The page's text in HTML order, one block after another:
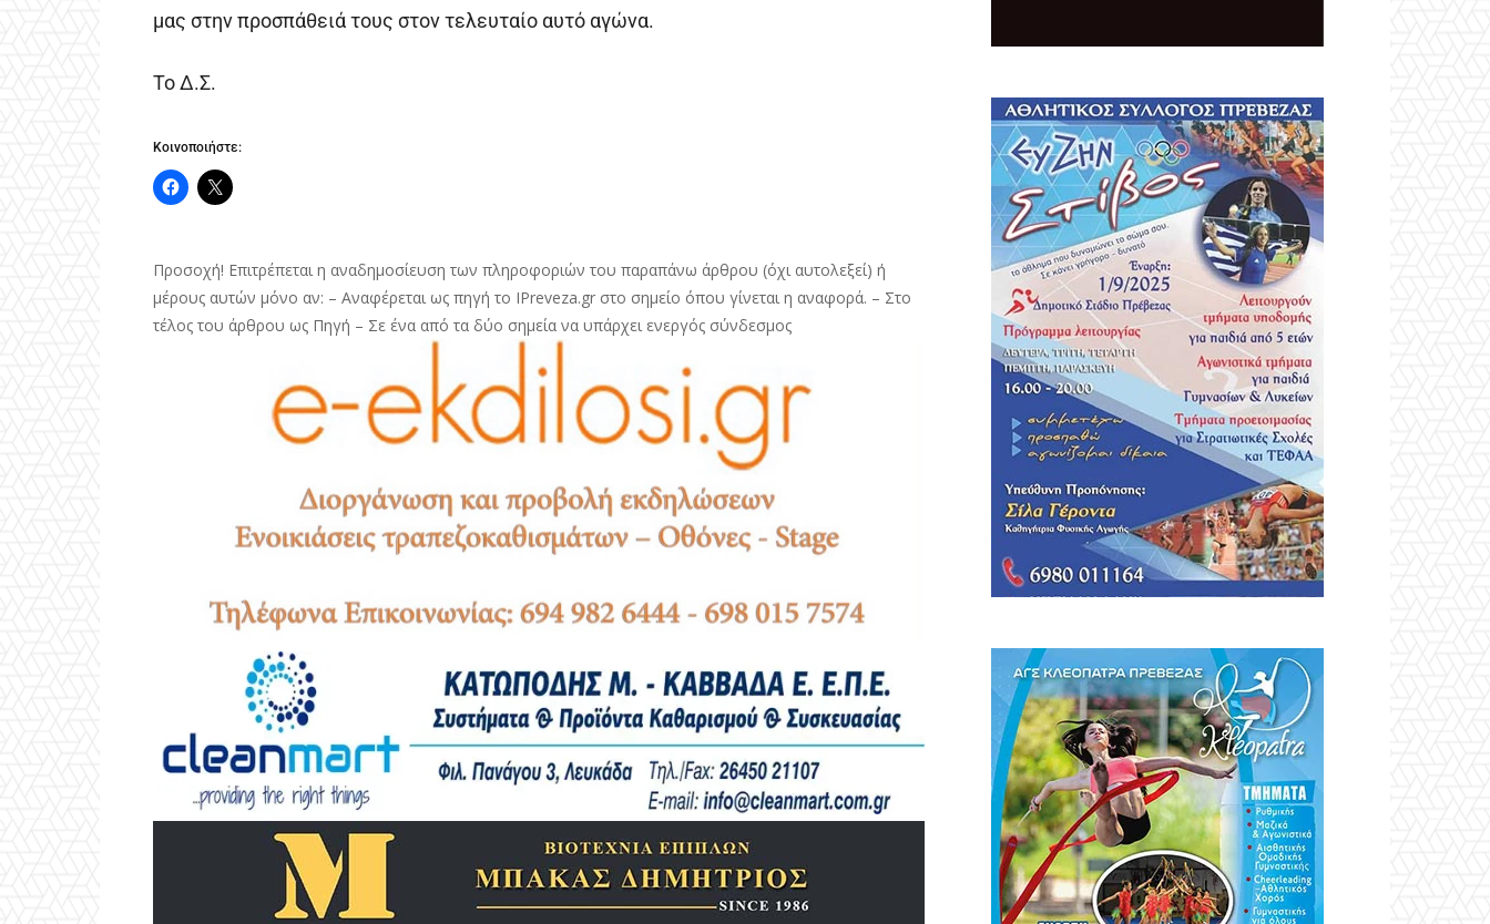
μας στην προσπάθειά τους στον τελευταίο αυτό αγώνα.
Το Δ.Σ.
Κοινοποιήστε:
Προσοχή! Επιτρέπεται η αναδημοσίευση των πληροφοριών του παραπάνω άρθρου (όχι αυτολεξεί) ή
μέρους αυτών μόνο αν: – Αναφέρεται ως πηγή το IPreveza.gr στο σημείο όπου γίνεται η αναφορά. – Στο
τέλος του άρθρου ως Πηγή – Σε ένα από τα δύο σημεία να υπάρχει ενεργός σύνδεσμος